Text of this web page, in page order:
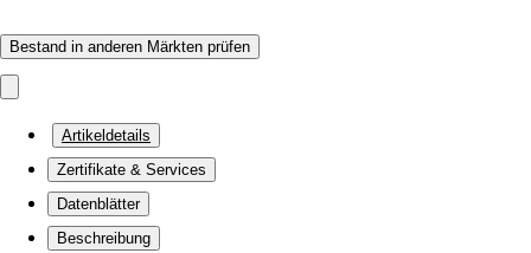
Bestand in anderen Märkten prüfen
Artikeldetails
Zertifikate & Services
Datenblätter
Beschreibung